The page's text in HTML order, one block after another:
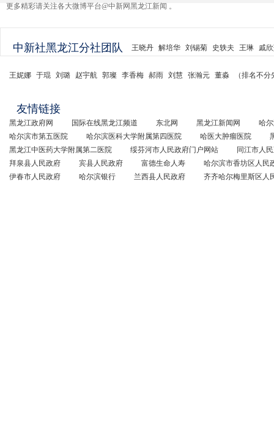
更多精彩请关注各大微博平台@中新网黑龙江新闻 。
中新社黑龙江分社团队 王晓丹 解培华 刘锡菊 史轶夫 王琳 戚
王妮娜 于琨 刘璐 赵宇航 郭璨 李香梅 郝雨 刘慧 张瀚元 董淼 （排名不
友情链接
黑龙江政府网 国际在线黑龙江频道 东北网 黑龙江新闻网
哈
哈尔滨市第五医院
哈尔滨医科大学附属第四医院 哈医大肿瘤医院
黑龙江中医药大学附属第二医院
绥芬河市人民政府门户网站
同江市人
拜泉县人民政府
宾县人民政府 富德生命人寿
哈尔滨市香坊区人民
伊春市人民政府
哈尔滨银行 兰西县人民政府 齐齐哈尔梅里斯区人